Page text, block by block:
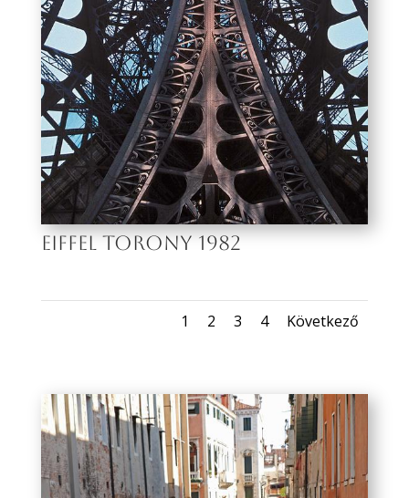
EIFFEL TORONY 1982
1 2 3 4 Következő